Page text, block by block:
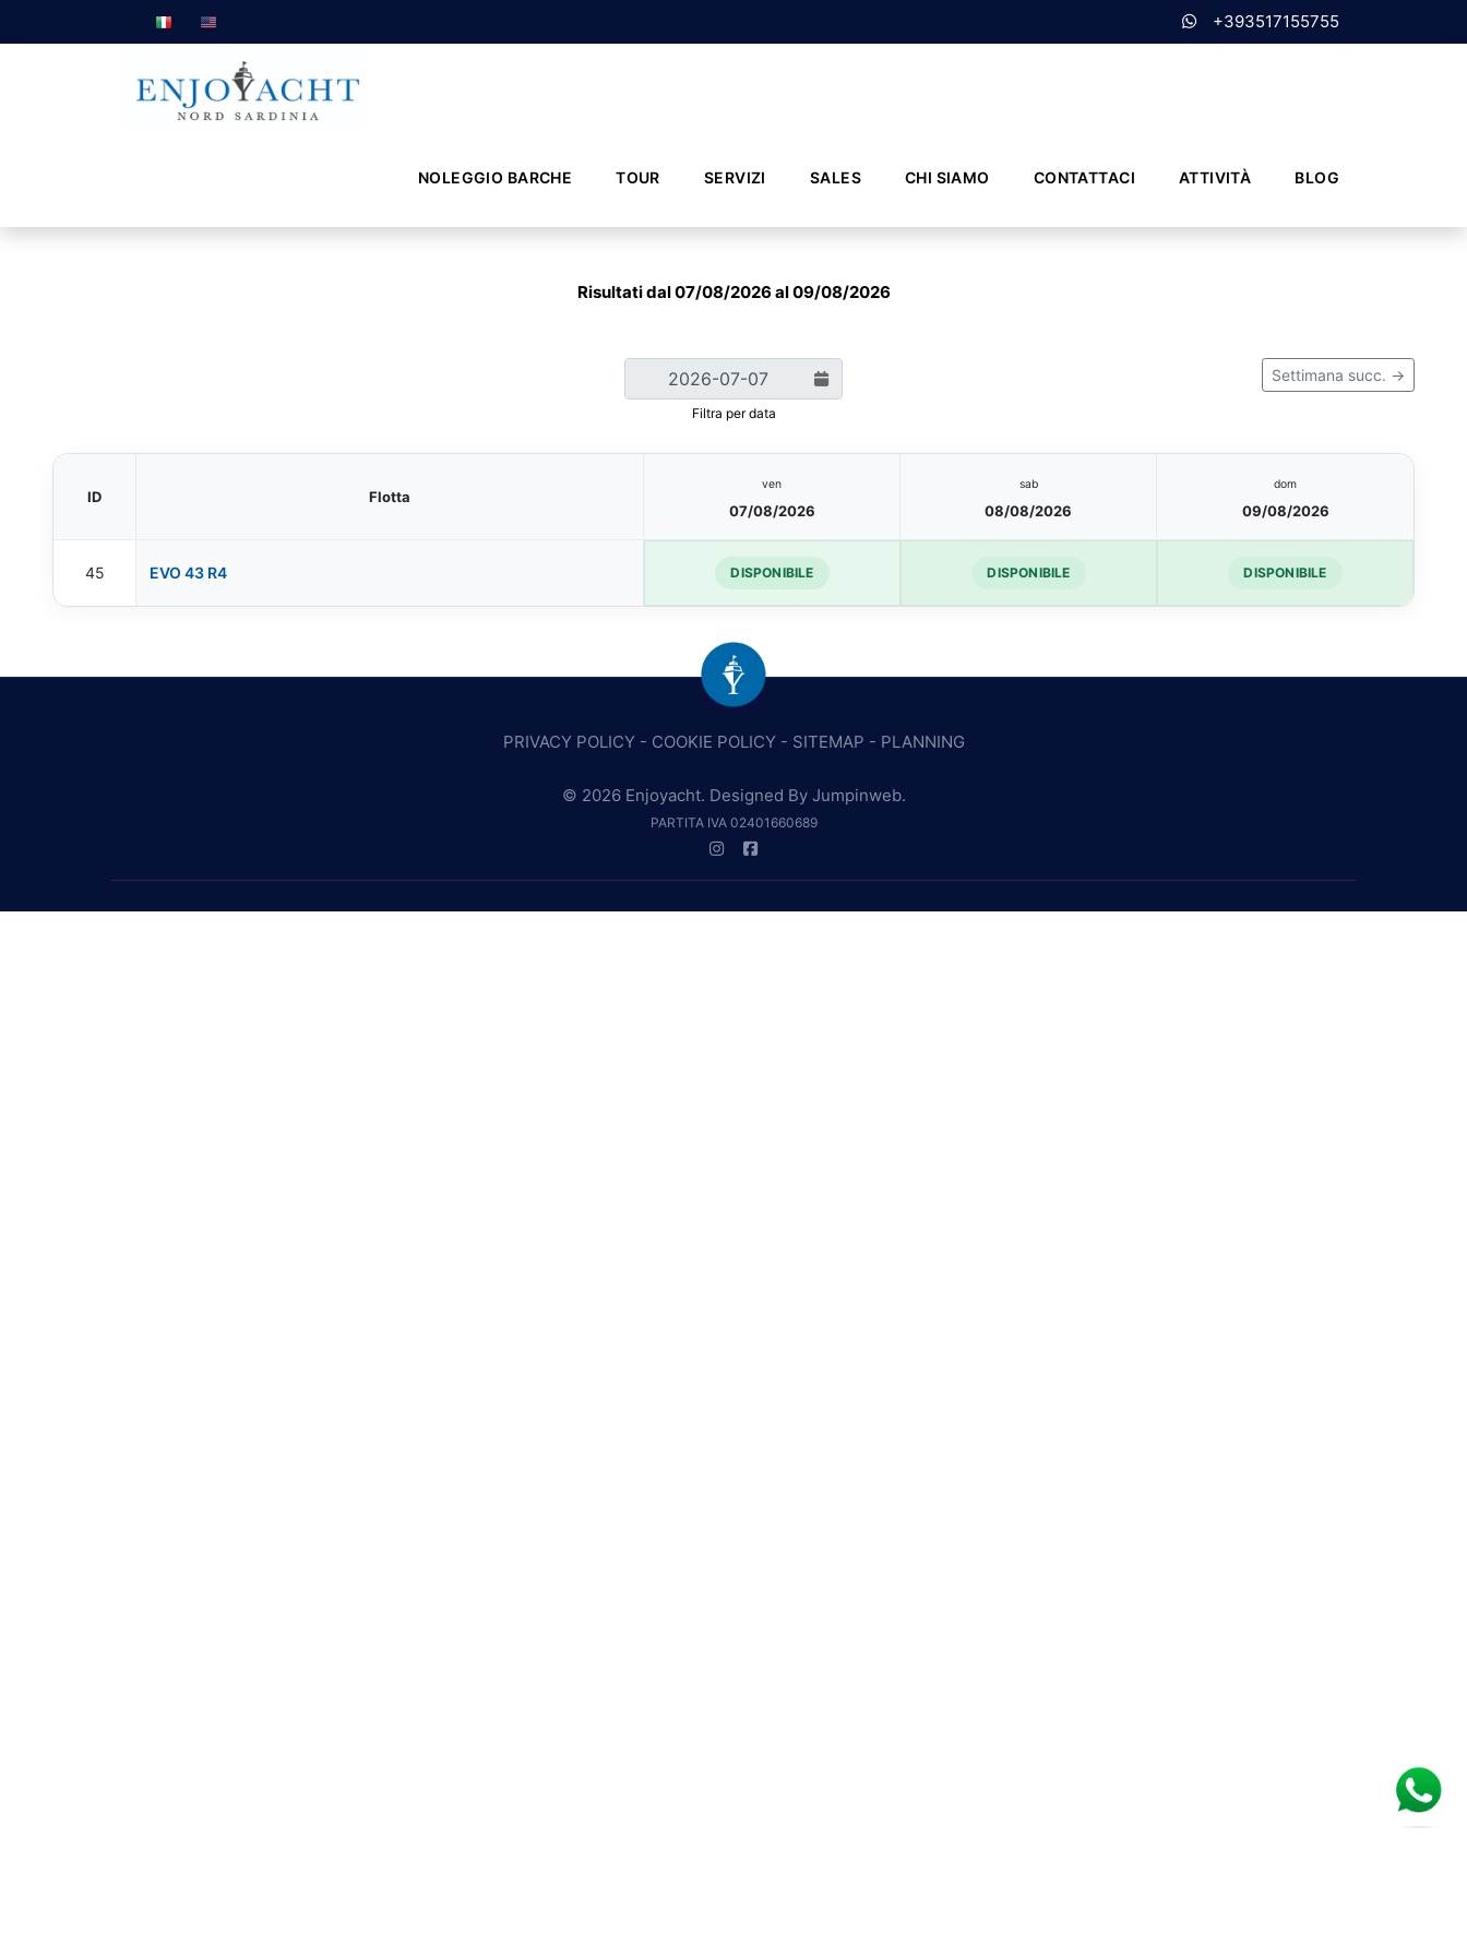
+393517155755
NOLEGGIO BARCHE TOUR SERVIZI SALES CHI SIAMO CONTATTACI ATTIVITÀ BLOG
Risultati dal 07/08/2026 al 09/08/2026
Filtra per data
Settimana succ. →
ID Flotta
ven
07/08/2026
sab
08/08/2026
dom
09/08/2026
45 EVO 43 R4 DISPONIBILE DISPONIBILE DISPONIBILE
PRIVACY POLICY- COOKIE POLICY- SITEMAP - PLANNING
© 2026 Enjoyacht. Designed By Jumpinweb.
PARTITA IVA 02401660689